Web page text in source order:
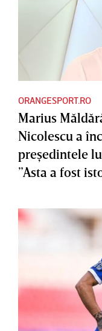
ORANGESPORT.RO
Marius
Nicolescu a
preşedintele
”Asta a fost